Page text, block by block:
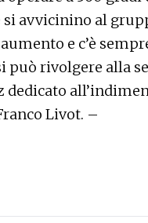
avvicinino al
e c’è
rivolgere alla
dedicato
Livot. –